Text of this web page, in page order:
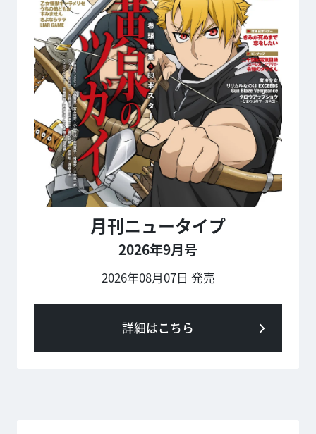
月刊ニュータイプ
2026年9月号
2026年08月07日 発売
詳細はこちら